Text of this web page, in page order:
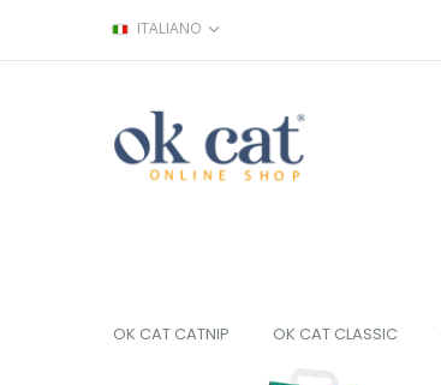
ITALIANO
OK CAT CATNIP OK CAT CLASSIC